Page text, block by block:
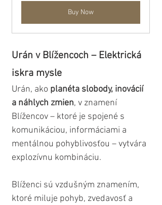
Buy Now
Urán v Blížencoch – Elektrická
iskra mysle
Urán, ako planéta slobody, inovácií
a náhlych zmien, v znamení
Blížencov – ktoré je spojené s
komunikáciou, informáciami a
mentálnou pohyblivosťou – vytvára
explozívnu kombináciu.
Blíženci sú vzdušným znamením,
ktoré miluje pohyb, zvedavosť a